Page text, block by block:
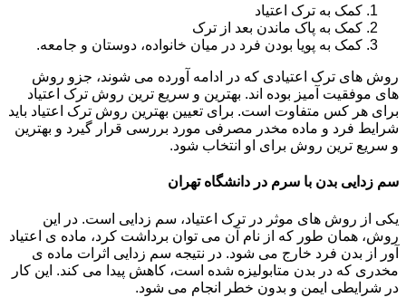
کمک به ترک اعتیاد
کمک به پاک ماندن بعد از ترک
کمک به پویا بودن فرد در میان خانواده، دوستان و جامعه.
روش های ترک اعتیادی که در ادامه آورده می شوند، جزو روش
های موفقیت آمیز بوده اند. بهترین و سریع ترین روش ترک اعتیاد
برای هر کس متفاوت است. برای تعیین بهترین روش ترک اعتیاد باید
شرایط فرد و ماده مخدر مصرفی مورد بررسی قرار گیرد و بهترین
و سریع ترین روش برای او انتخاب شود.
سم زدایی بدن با سرم در دانشگاه تهران
یکی از روش های موثر در ترک اعتیاد، سم زدایی است. در این
روش، همان طور که از نام آن می توان برداشت کرد، ماده ی اعتیاد
آور از بدن فرد خارج می شود. در نتیجه سم زدایی اثرات ماده ی
مخدری که در بدن متابولیزه شده است، کاهش پیدا می کند. این کار
در شرایطی ایمن و بدون خطر انجام می شود.